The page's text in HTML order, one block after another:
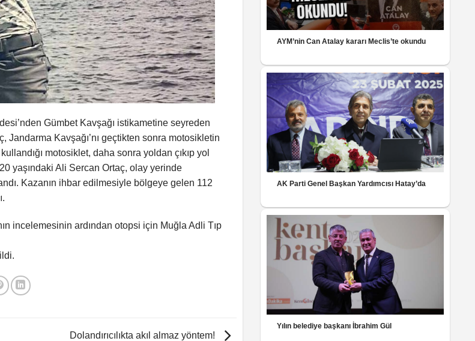
Gümbet Kavşağı istikametine seyreden
Jandarma Kavşağı’nı geçtikten sonra motosikletin
motosiklet, daha sonra yoldan çıkıp yol
yaşındaki Ali Sercan Ortaç, olay yerinde
Kazanın ihbar edilmesiyle bölgeye gelen 112
incelemesinin ardından otopsi için Muğla Adli Tıp
Dolandırıcılıkta akıl almaz yöntem!
AYM’nin Can Atalay kararı Meclis’te okundu
AK Parti Genel Başkan Yardımcısı Hatay’da
Yılın belediye başkanı İbrahim Gül